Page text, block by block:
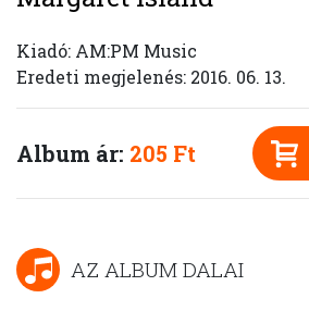
Kiadó: AM:PM Music
Eredeti megjelenés: 2016. 06. 13.
Album ár: 205 Ft
AZ ALBUM DALAI